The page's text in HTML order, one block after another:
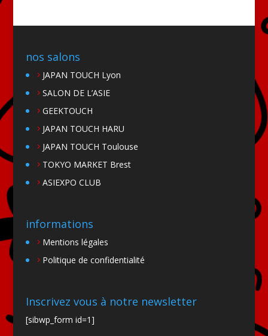
nos salons
JAPAN TOUCH Lyon
SALON DE L’ASIE
GEEKTOUCH
JAPAN TOUCH HARU
JAPAN TOUCH Toulouse
TOKYO MARKET Brest
ASIEXPO CLUB
informations
Mentions légales
Politique de confidentialité
Inscrivez vous à notre newsletter
[sibwp_form id=1]